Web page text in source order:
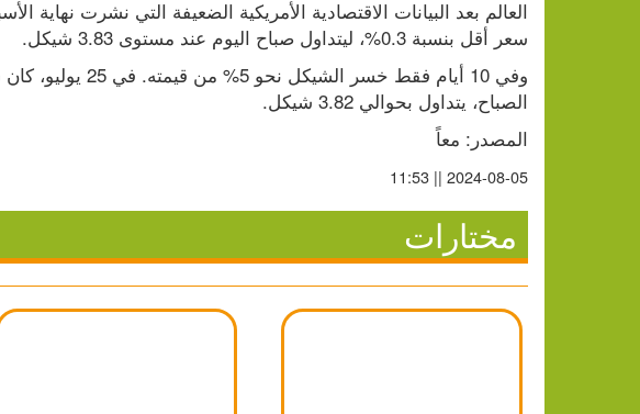
سعر أقل بنسبة 0.3%، ليتداول صباح اليوم عند مستوى 3.83 شيكل.
الصباح، يتداول بحوالي 3.82 شيكل.
المصدر: معاً
2024-08-05 || 11:53
مختارات